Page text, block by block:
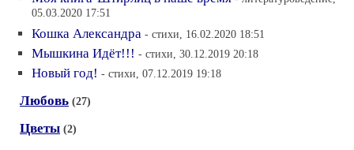
05.03.2020 17:51
Кошка Александра - стихи, 16.02.2020 18:51
Мышкина Идёт!!! - стихи, 30.12.2019 20:18
Новый год! - стихи, 07.12.2019 19:18
Любовь (27)
Цветы (2)